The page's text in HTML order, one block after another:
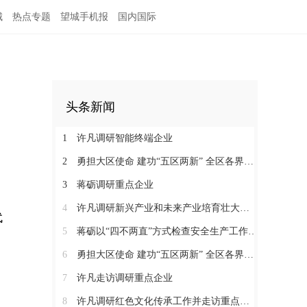
热点专题 望城手机报 国内国际
头条新闻
1 许凡调研智能终端企业
2 勇担大区使命 建功“五区两新” 全区各界学习贯彻区党代会精神（四）
3 蒋砺调研重点企业
4 许凡调研新兴产业和未来产业培育壮大工作
5 蒋砺以“四不两直”方式检查安全生产工作并慰问一线劳动者
6 勇担大区使命 建功“五区两新” 全区各界学习贯彻区党代会精神（三）
7 许凡走访调研重点企业
8 许凡调研红色文化传承工作并走访重点企业